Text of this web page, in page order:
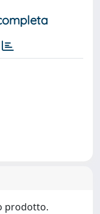
prodotto.